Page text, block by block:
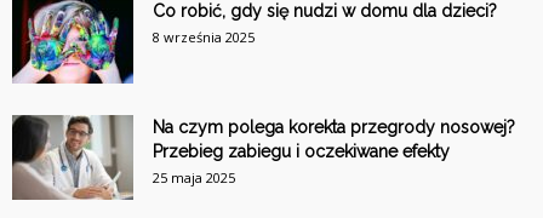
Co robić, gdy się nudzi w domu dla dzieci?
8 września 2025
Na czym polega korekta przegrody nosowej?
Przebieg zabiegu i oczekiwane efekty
25 maja 2025